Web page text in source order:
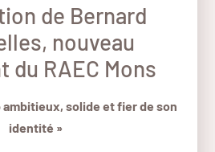
de Bernard
nouveau
du RAEC Mons
ambitieux, solide et fier de son
identité »